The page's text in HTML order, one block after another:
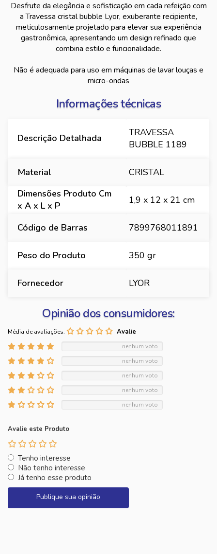
Desfrute da elegância e sofisticação em cada refeição com
a Travessa cristal bubble Lyor, exuberante recipiente,
meticulosamente projetado para elevar sua experiência
gastronômica, apresentando um design refinado que
combina estilo e funcionalidade.
Não é adequada para uso em máquinas de lavar louças e
micro-ondas
Informações técnicas
Descrição Detalhada
TRAVESSA
BUBBLE 1189
Material
CRISTAL
Dimensões Produto Cm
x A x L x P
1,9 x 12 x 21 cm
Código de Barras 7899768011891
Peso do Produto 350 gr
Fornecedor LYOR
Opinião dos consumidores:
Média de avaliações:
nenhum voto
nenhum voto
nenhum voto
nenhum voto
nenhum voto
Avalie este Produto
Tenho interesse
Não tenho interesse
Já tenho esse produto
Publique sua opinião